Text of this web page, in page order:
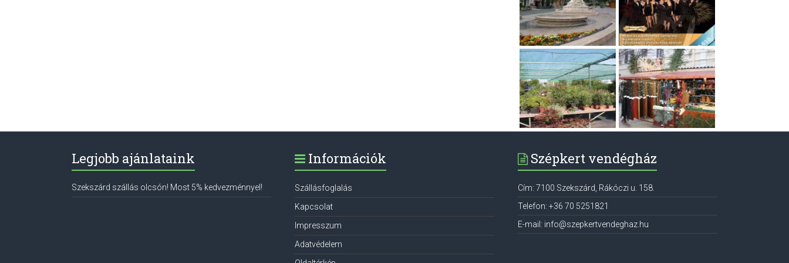
Legjobb ajánlataink
Szekszárd szállás olcsón! Most 5% kedvezménnyel!
Információk
Szállásfoglalás
Kapcsolat
Impresszum
Adatvédelem
Szépkert vendégház
Cím: 7100 Szekszárd Rákóczi u. 158.
Telefon:+36 70 5251821
E-mail: info@szepkertvendeghaz.hu